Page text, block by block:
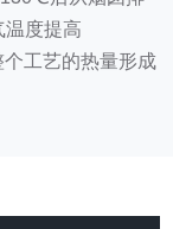
温度提高
工艺的热量形成